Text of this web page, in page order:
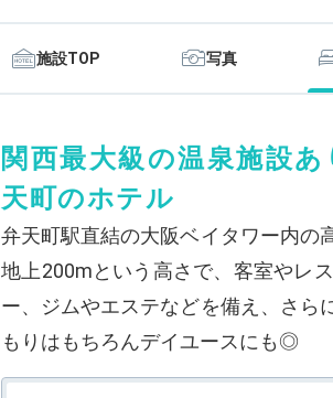
施設TOP 写真
関西最大級の温泉施設
天町のホテル
弁天町駅直結の大阪ベイタワー内の
地上200mという高さで、客室やレ
ー、ジムやエステなどを備え、さら
もりはもちろんデイユースにも◎